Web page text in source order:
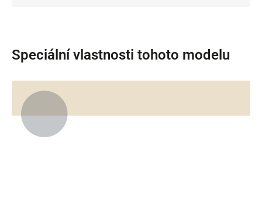
Speciální vlastnosti tohoto modelu